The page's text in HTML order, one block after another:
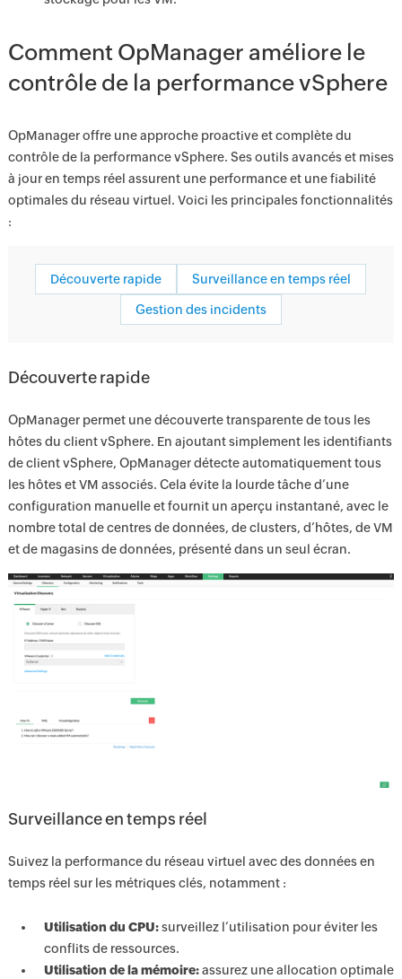
Comment OpManager améliore le
contrôle de la performance vSphere
OpManager offre une approche proactive et complète du
contrôle de la performance vSphere. Ses outils avancés et mises
à jour en temps réel assurent une performance et une fiabilité
optimales du réseau virtuel. Voici les principales fonctionnalités
:
Découverte rapide Surveillance en temps réel
Gestion des incidents
Découverte rapide
OpManager permet une découverte transparente de tous les
hôtes du client vSphere. En ajoutant simplement les identifiants
de client vSphere, OpManager détecte automatiquement tous
les hôtes et VM associés. Cela évite la lourde tâche d’une
configuration manuelle et fournit un aperçu instantané, avec le
nombre total de centres de données, de clusters, d’hôtes, de VM
et de magasins de données, présenté dans un seul écran.
Surveillance en temps réel
Suivez la performance du réseau virtuel avec des données en
temps réel sur les métriques clés, notamment :
Utilisation du CPU:surveillez l’utilisation pour éviter les
conflits de ressources.
Utilisation de la mémoire:assurez une allocation optimale